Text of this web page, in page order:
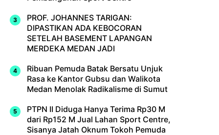
PROF. JOHANNES TARIGAN:
DIPASTIKAN ADA KEBOCORAN
SETELAH BASEMENT LAPANGAN
MERDEKA MEDAN JADI
Ribuan Pemuda Batak Bersatu Unjuk
Rasa ke Kantor Gubsu dan Walikota
Medan Menolak Radikalisme di Sumut
PTPN II Diduga Hanya Terima Rp30 M
dari Rp152 M Jual Lahan Sport Centre,
Sisanya Jatah Oknum Tokoh Pemuda